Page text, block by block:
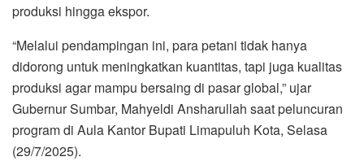
produksi hingga ekspor.
“Melalui pendampingan ini, para petani tidak hanya
didorong untuk meningkatkan kuantitas, tapi juga kualitas
produksi agar mampu bersaing di pasar global,” ujar
Gubernur Sumbar, Mahyeldi Ansharullah saat peluncuran
program di Aula Kantor Bupati Limapuluh Kota, Selasa
(29/7/2025).